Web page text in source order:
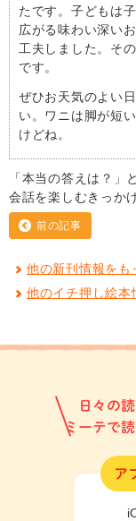
たです。子どもは
広がる味わい深い
工夫しました。そ
です。
ぜひお天気のよい
い。ワニは脚が短
けどね。
「本当の答えは？
会話を楽しむきっか
前の記事
他の新刊情報をも
他のイチ押し絵本
日々の
ミーテで
ア